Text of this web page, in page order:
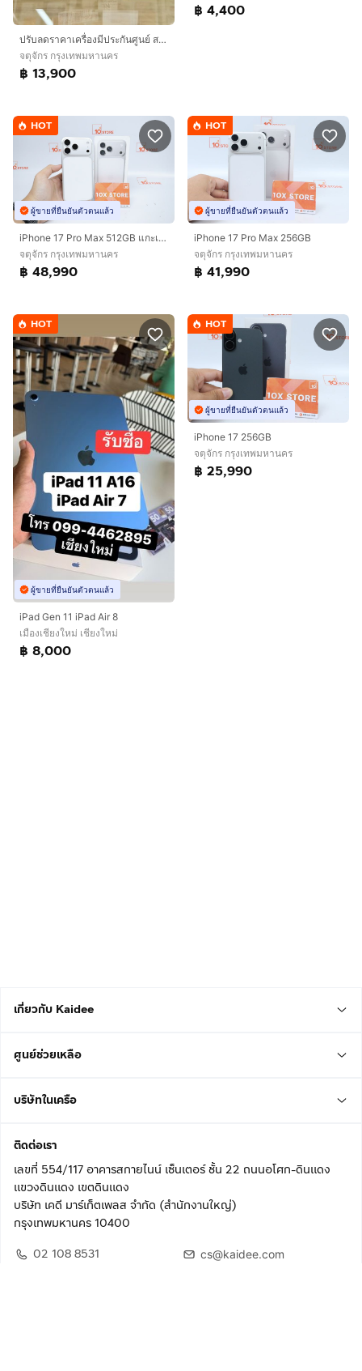
ปรับลดราคาเครื่องมีประกันศูนย์ สภาพสวยมากSamsung S25FE Ram8 Rom 128GB สีขาว
จตุจักร กรุงเทพมหานคร
฿ 13,900
฿ 4,400
HOT
ผู้ขายที่ยืนยันตัวตนแล้ว
iPhone 17 Pro Max 512GB แกะเช็ค
จตุจักร กรุงเทพมหานคร
฿ 48,990
HOT
ผู้ขายที่ยืนยันตัวตนแล้ว
iPhone 17 Pro Max 256GB
จตุจักร กรุงเทพมหานคร
฿ 41,990
HOT
ผู้ขายที่ยืนยันตัวตนแล้ว
iPad Gen 11 iPad Air 8
เมืองเชียงใหม่ เชียงใหม่
฿ 8,000
HOT
ผู้ขายที่ยืนยันตัวตนแล้ว
iPhone 17 256GB
จตุจักร กรุงเทพมหานคร
฿ 25,990
เกี่ยวกับ Kaidee
ศูนย์ช่วยเหลือ
บริษัทในเครือ
ติดต่อเรา
เลขที่ 554/117 อาคารสกายไนน์ เซ็นเตอร์ ชั้น 22 ถนนอโศก-ดินแดง
แขวงดินแดง เขตดินแดง
บริษัท เคดี มาร์เก็ตเพลส จำกัด (สำนักงานใหญ่)
กรุงเทพมหานคร 10400
02 108 8531
cs@kaidee.com